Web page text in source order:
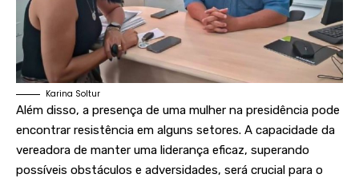
Karina Soltur
Além disso, a presença de uma mulher na presidência pode
encontrar resistência em alguns setores. A capacidade da
vereadora de manter uma liderança eficaz, superando
possíveis obstáculos e adversidades, será crucial para o